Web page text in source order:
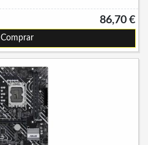
86,70 €
Comprar